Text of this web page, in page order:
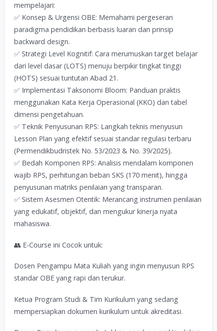
mempelajari:
✅ Konsep & Urgensi OBE: Memahami pergeseran
paradigma pendidikan berbasis luaran dan prinsip
backward design.
✅ Strategi Level Kognitif: Cara merumuskan target belajar
dari level dasar (LOTS) menuju berpikir tingkat tinggi
(HOTS) sesuai tuntutan Abad 21.
✅ Implementasi Taksonomi Bloom: Panduan praktis
menggunakan Kata Kerja Operasional (KKO) dan tabel
dimensi pengetahuan.
✅ Teknik Penyusunan RPS: Langkah teknis menyusun
Lesson Plan yang efektif sesuai standar regulasi terbaru
(Permendikbudristek No. 53/2023 & No. 39/2025).
✅ Bedah Komponen RPS: Analisis mendalam komponen
wajib RPS, perhitungan beban SKS (170 menit), hingga
penyusunan matriks penilaian yang transparan.
✅ Sistem Asesmen Otentik: Merancang instrumen penilaian
yang edukatif, objektif, dan mengukur kinerja nyata
mahasiswa.
👥 E-Course ini Cocok untuk:
Dosen Pengampu Mata Kuliah yang ingin menyusun RPS
standar OBE yang rapi dan terukur.
Ketua Program Studi & Tim Kurikulum yang sedang
mempersiapkan dokumen kurikulum untuk akreditasi.